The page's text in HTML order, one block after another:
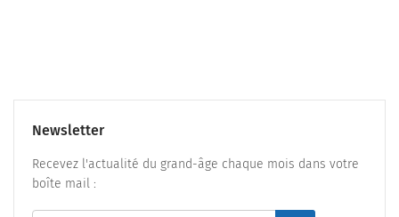
Newsletter
Recevez l'actualité du grand-âge chaque mois dans votre
boîte mail :